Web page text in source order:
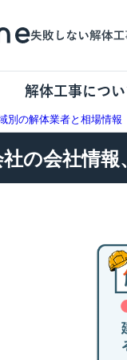
解体工事につ
別の解体業者と相場情報
の会社情